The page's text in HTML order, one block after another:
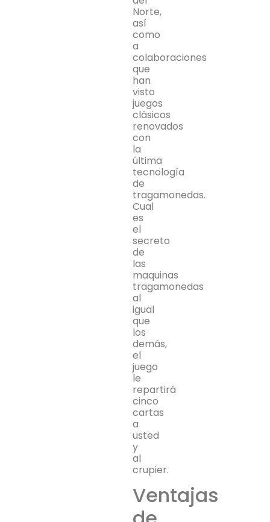
Norte,
así
como
a
colaboraciones
que
han
visto
juegos
clásicos
renovados
con
la
última
tecnología
de
tragamonedas.
Cual
es
el
secreto
de
las
maquinas
tragamonedas
al
igual
que
los
demás,
el
juego
le
repartirá
cinco
cartas
a
usted
y
al
crupier.
Ventajas